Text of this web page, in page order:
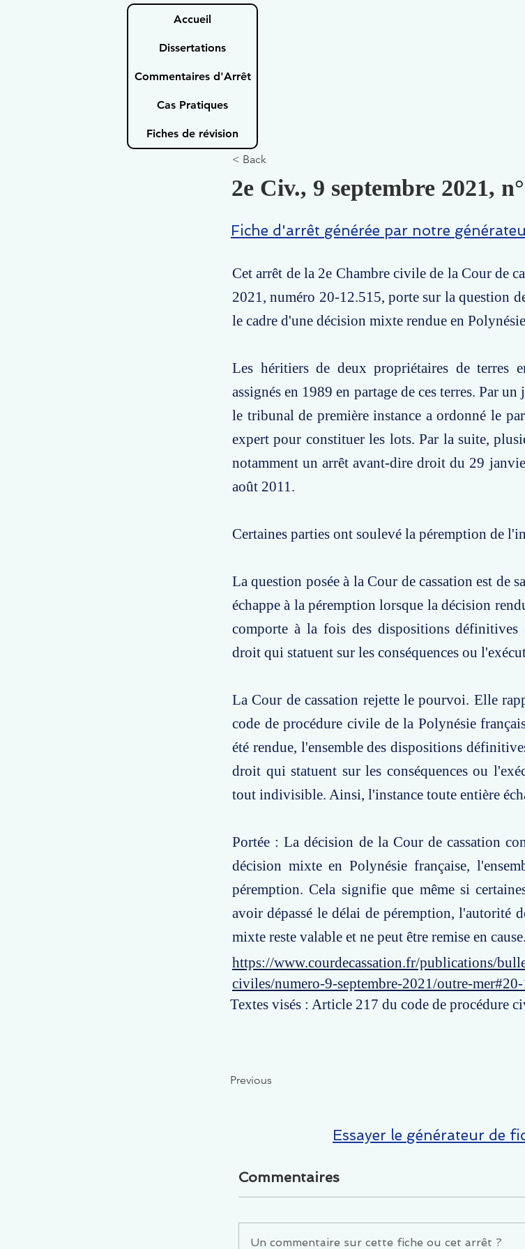
Accueil
Dissertations
Commentaires d'Arrêt
Cas Pratiques
Fiches de révision
< Back
2e Civ., 9 septembre 2021,
Fiche d'arrêt générée par notre
Cet arrêt de la 2e Chambre civile de la Cour de
2021, numéro 20-12.515, porte sur la question
le cadre d'une décision mixte rendue en
Les héritiers de deux propriétaires de terres
assignés en 1989 en partage de ces terres. Par
le tribunal de première instance a ordonné le
expert pour constituer les lots. Par la suite,
notamment un arrêt avant-dire droit du 29
août 2011.
Certaines parties ont soulevé la péremption de
La question posée à la Cour de cassation est de
échappe à la péremption lorsque la décision
comporte à la fois des dispositions
droit qui statuent sur les conséquences ou
La Cour de cassation rejette le pourvoi. Elle
code de procédure civile de la Polynésie
été rendue, l'ensemble des dispositions
droit qui statuent sur les conséquences ou
tout indivisible. Ainsi, l'instance toute entière
Portée : La décision de la Cour de cassation
décision mixte en Polynésie française,
péremption. Cela signifie que même si
avoir dépassé le délai de péremption, l'autorité
mixte reste valable et ne peut être remise en cause.
https://www.courdecassation.fr/publications/
civiles/numero-9-septembre-2021/outre-
Textes visés : Article 217 du code de procédure
Previous
Essayer le générateur de
Commentaires
Un commentaire sur cette fiche ou cet arrêt ?